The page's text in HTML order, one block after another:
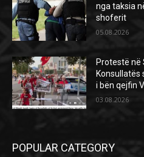
nga taksia
shoferit
05.08.2026
Protestë në
Konsullatës
i bën qejfin
03.08.2026
POPULAR CATEGORY